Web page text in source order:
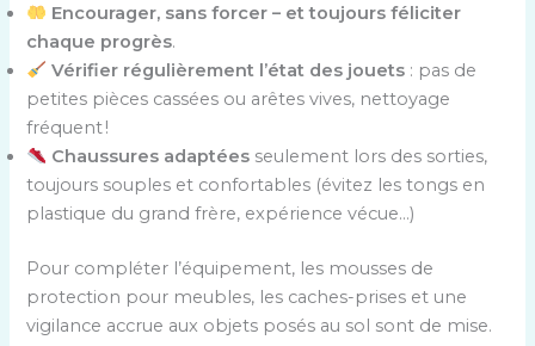
Encourager, sans forcer – et toujours féliciter
chaque progrès.
Vérifier régulièrement l’état des jouets : pas de
petites pièces cassées ou arêtes vives, nettoyage
fréquent !
Chaussures adaptées seulement lors des sorties,
toujours souples et confortables (évitez les tongs en
plastique du grand frère, expérience vécue…)
Pour compléter l’équipement, les mousses de
protection pour meubles, les caches-prises et une
vigilance accrue aux objets posés au sol sont de mise.